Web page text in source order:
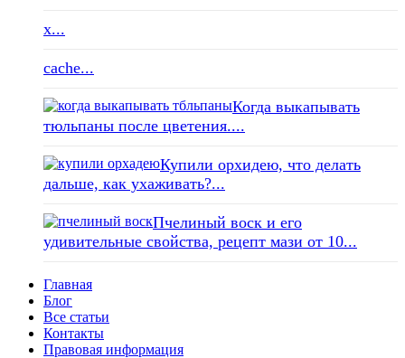
x...
cache...
Когда выкапывать
тюльпаны после цветения....
Купили орхидею, что делать
дальше, как ухаживать?...
Пчелиный воск и его
удивительные свойства, рецепт мази от 10...
Главная
Блог
Все статьи
Контакты
Правовая информация